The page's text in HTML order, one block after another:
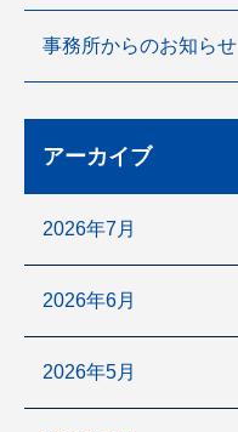
事務所からのお知らせ
アーカイブ
2026年7月
2026年6月
2026年5月